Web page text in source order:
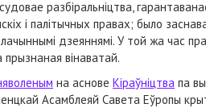
разбіральніцтва,
і палітычных правах; было
дзеяннямі. У той жа час
вінаватай.
на аснове Кіраўніцтва па
Асамблеяй Савета Еўропы